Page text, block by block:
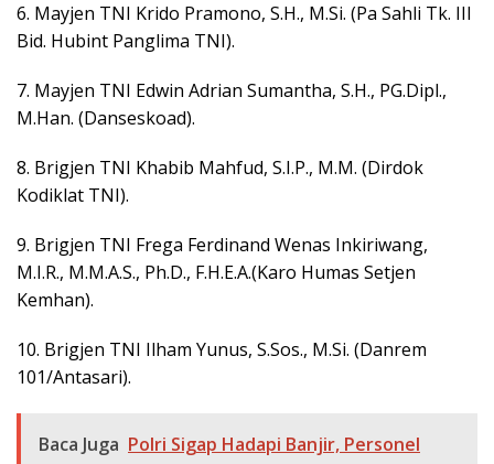
6. Mayjen TNI Krido Pramono, S.H., M.Si. (Pa Sahli Tk. III
Bid. Hubint Panglima TNI).
7. Mayjen TNI Edwin Adrian Sumantha, S.H., PG.Dipl.,
M.Han. (Danseskoad).
8. Brigjen TNI Khabib Mahfud, S.I.P., M.M. (Dirdok
Kodiklat TNI).
9. Brigjen TNI Frega Ferdinand Wenas Inkiriwang,
M.I.R., M.M.A.S., Ph.D., F.H.E.A.(Karo Humas Setjen
Kemhan).
10. Brigjen TNI Ilham Yunus, S.Sos., M.Si. (Danrem
101/Antasari).
Baca Juga Polri Sigap Hadapi Banjir, Personel